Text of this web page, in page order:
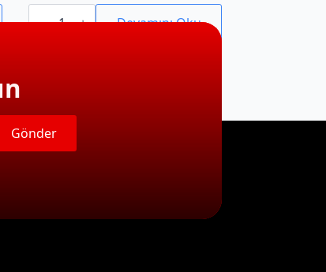
01760003
adet Devamını Oku
Gönder